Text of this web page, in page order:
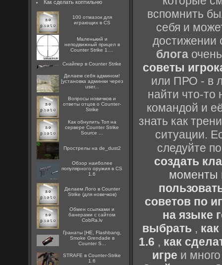
Как сделать коптильню
100 отмазок для
играющих в CS
Маленький и
неподвижный прицел в
Counter Strike 1....
Снайпер в Counter Strike
Делаем себя админом!
[установка админки через
user...
Вопросы новичков и
ответы отцов о Counter-
Strike
Как обнулить Топ на
сервере Counter Strike
Source ...
Прострелы на de_dust2
Обзор наиболее
популярного оружия в CS
1.6
Делаем Лого в Counter
Strike (для новечков)
Oбмен ссылками и
банерами с сайтом
CobRa.lv
Гранаты [HE, Flashbang,
Smoke Grendade в
Counter S...
STRAFE в Counter-Strike
1.6
вспомнить
себя и
достижении
блога
советы
или ПРО - в
найти что-то
командой и
знать как
ситуации.
следуйте
создать
моменты
советов по
на языке
выбрать ,
1.6 , как
игре и